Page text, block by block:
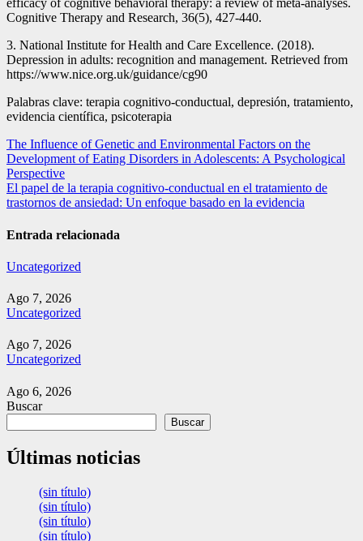
efficacy of cognitive behavioral therapy: a review of meta-analyses.
Cognitive Therapy and Research, 36(5), 427-440.
3. National Institute for Health and Care Excellence. (2018).
Depression in adults: recognition and management. Retrieved from
https://www.nice.org.uk/guidance/cg90
Palabras clave: terapia cognitivo-conductual, depresión, tratamiento,
evidencia científica, psicoterapia
Navegación
de
entradas
The Influence of Genetic and Environmental Factors on the
Development of Eating Disorders in Adolescents: A Psychological
Perspective
El papel de la terapia cognitivo-conductual en el tratamiento de
trastornos de ansiedad: Un enfoque basado en la evidencia
Entrada relacionada
Uncategorized
Ago 7, 2026
Uncategorized
Ago 7, 2026
Uncategorized
Ago 6, 2026
Buscar
Buscar
Últimas noticias
(sin título)
(sin título)
(sin título)
(sin título)